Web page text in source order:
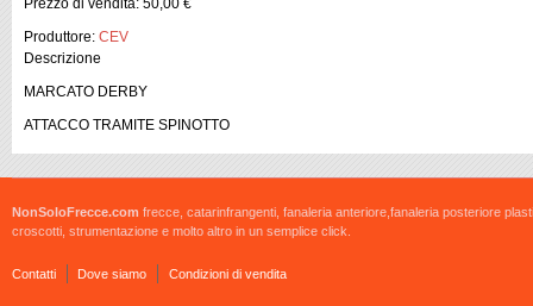
Produttore: CEV
Descrizione
MARCATO DERBY
ATTACCO TRAMITE SPINOTTO
NonSoloFrecce.com frecce, catarinfrangenti, fanaleria anteriore,fanaleria posteriore
croscotti, strumentazione e molto altro in un semplice click.
Contatti Dove siamo Condizioni di vendita